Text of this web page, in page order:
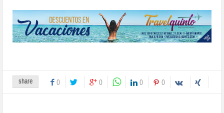
share 0 0 0 0